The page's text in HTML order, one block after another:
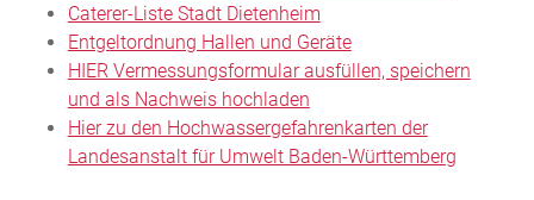
Caterer-Liste Stadt Dietenheim
Entgeltordnung Hallen und Geräte
HIER Vermessungsformular ausfüllen, speichern
und als Nachweis hochladen
Hier zu den Hochwassergefahrenkarten der
Landesanstalt für Umwelt Baden-Württemberg